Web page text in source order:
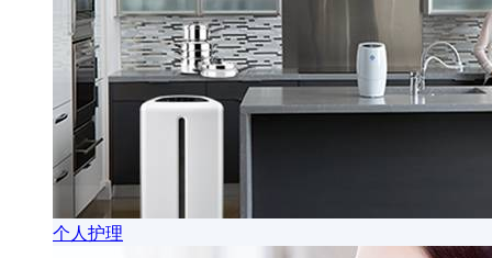
个人护理